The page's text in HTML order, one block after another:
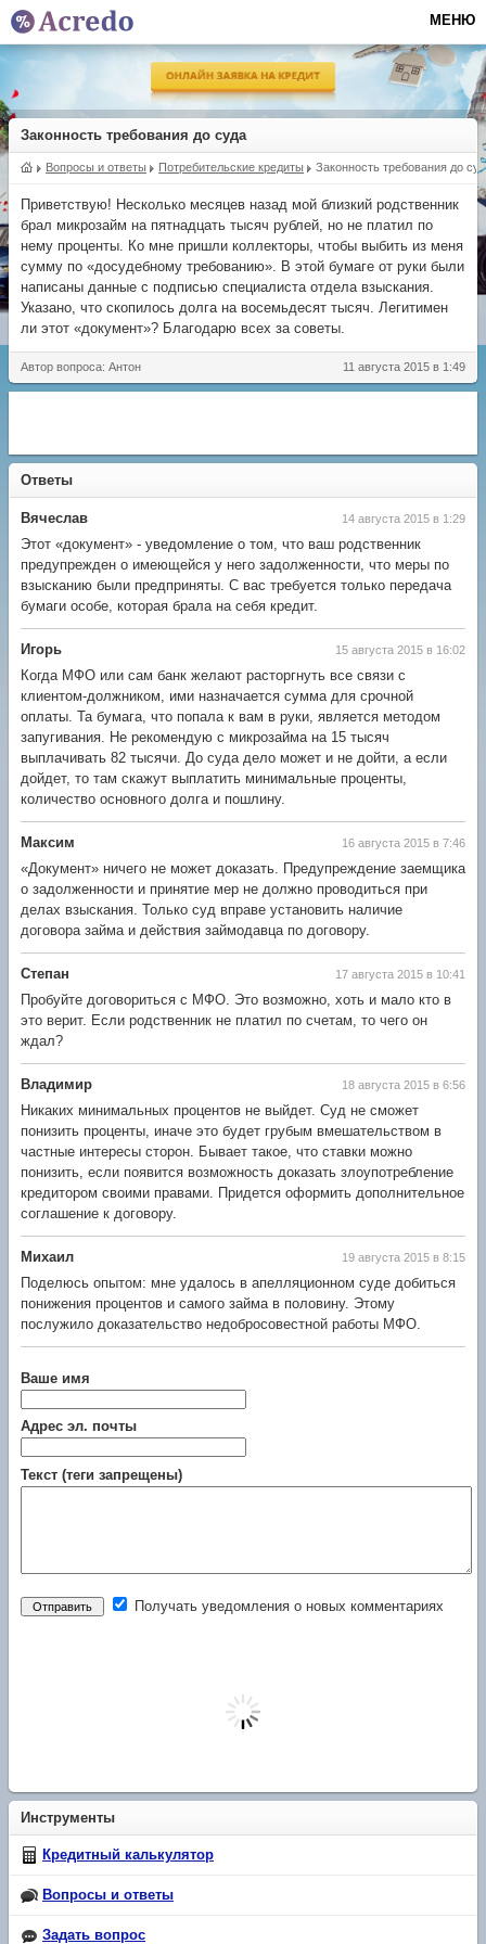
Законность требования до суда
Вопросы и ответы Потребительские кредиты Законность требования до
Приветствую! Несколько месяцев назад мой близкий родственник
брал микрозайм на пятнадцать тысяч рублей, но не платил по
нему проценты. Ко мне пришли коллекторы, чтобы выбить из меня
сумму по «досудебному требованию». В этой бумаге от руки были
написаны данные с подписью специалиста отдела взыскания.
Указано, что скопилось долга на восемьдесят тысяч. Легитимен
ли этот «документ»? Благодарю всех за советы.
11 августа 2015 в 1:49
Автор вопроса: Антон
Ответы
14 августа 2015 в 1:29
Вячеслав
Этот «документ» - уведомление о том, что ваш родственник
предупрежден о имеющейся у него задолженности, что меры по
взысканию были предприняты. С вас требуется только передача
бумаги особе, которая брала на себя кредит.
15 августа 2015 в 16:02
Игорь
Когда МФО или сам банк желают расторгнуть все связи с
клиентом-должником, ими назначается сумма для срочной
оплаты. Та бумага, что попала к вам в руки, является методом
запугивания. Не рекомендую с микрозайма на 15 тысяч
выплачивать 82 тысячи. До суда дело может и не дойти, а если
дойдет, то там скажут выплатить минимальные проценты,
количество основного долга и пошлину.
16 августа 2015 в 7:46
Максим
«Документ» ничего не может доказать. Предупреждение заемщика
о задолженности и принятие мер не должно проводиться при
делах взыскания. Только суд вправе установить наличие
договора займа и действия займодавца по договору.
17 августа 2015 в 10:41
Степан
Пробуйте договориться с МФО. Это возможно, хоть и мало кто в
это верит. Если родственник не платил по счетам, то чего он
ждал?
18 августа 2015 в 6:56
Владимир
Никаких минимальных процентов не выйдет. Суд не сможет
понизить проценты, иначе это будет грубым вмешательством в
частные интересы сторон. Бывает такое, что ставки можно
понизить, если появится возможность доказать злоупотребление
кредитором своими правами. Придется оформить дополнительное
соглашение к договору.
19 августа 2015 в 8:15
Михаил
Поделюсь опытом: мне удалось в апелляционном суде добиться
понижения процентов и самого займа в половину. Этому
послужило доказательство недобросовестной работы МФО.
Ваше имя
Адрес эл. почты
Текст (теги запрещены)
Получать уведомления о новых комментариях
Инструменты
Кредитный калькулятор
Вопросы и ответы
Задать вопрос
МЕНЮ